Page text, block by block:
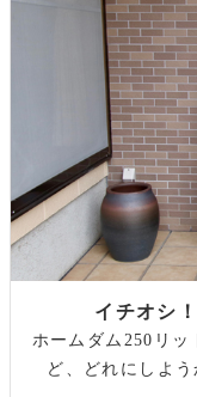
イチオシ
ホームダム250リ
ど、どれにしよ